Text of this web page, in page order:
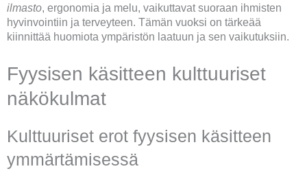
ilmasto, ergonomia ja melu, vaikuttavat suoraan ihmisten
hyvinvointiin ja terveyteen. Tämän vuoksi on tärkeää
kiinnittää huomiota ympäristön laatuun ja sen vaikutuksiin.
Fyysisen käsitteen kulttuuriset
näkökulmat
Kulttuuriset erot fyysisen käsitteen
ymmärtämisessä